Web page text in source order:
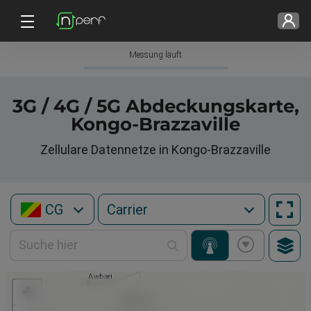
Messung läuft
3G / 4G / 5G Abdeckungskarte,
Kongo-Brazzaville
Zellulare Datennetze in Kongo-Brazzaville
CG